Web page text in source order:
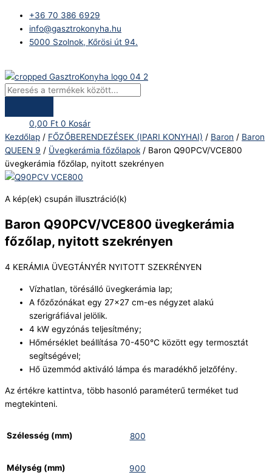
content
+36 70 386 6929
info@gasztrokonyha.hu
5000 Szolnok, Kőrösi út 94.
search
0,00 Ft 0 Kosár
Kezdőlap / FŐZŐBERENDEZÉSEK (IPARI KONYHAI) / Baron / Baron
QUEEN 9 / Üvegkerámia főzőlapok / Baron Q90PCV/VCE800
üvegkerámia főzőlap, nyitott szekrényen
A kép(ek) csupán illusztráció(k)
Baron Q90PCV/VCE800 üvegkerámia
főzőlap, nyitott szekrényen
4 KERÁMIA ÜVEGTÁNYÉR NYITOTT SZEKRÉNYEN
Vízhatlan, törésálló üvegkerámia lap;
A főzőzónákat egy 27×27 cm-es négyzet alakú
szerigráfiával jelölik.
4 kW egyzónás teljesítmény;
Hőmérséklet beállítása 70-450°C között egy termosztát
segítségével;
Hő üzemmód aktiváló lámpa és maradékhő jelzőfény.
Az értékre kattintva, több hasonló paraméterű terméket tud
megtekinteni.
Szélesség (mm) 800
Mélység (mm) 900
Q90PCV/VCE800
üvegkerámia
főzőlap,
szekrényen
mennyiség